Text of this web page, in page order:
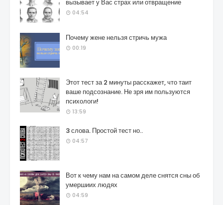
вызывает у Вас страх или отвращение
04:54
Почему жене нельзя стричь мужа
00:19
Этот тест за 2 минуты расскажет, что таит
ваше подсознание. Не зря им пользуются
психологи!
13:59
3 слова. Простой тест но..
04:57
Вот к чему нам на самом деле снятся сны об
умершиих людях
04:59